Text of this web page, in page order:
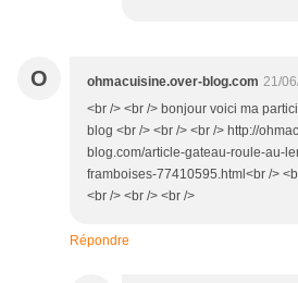
O ohmacuisine.over-blog.com 21/
<br /> <br /> bonjour voici ma
blog <br /> <br /> <br /> http://
blog.com/article-gateau-roule-au-
framboises-77410595.html<br />
<br /> <br /> <br />
Répondre